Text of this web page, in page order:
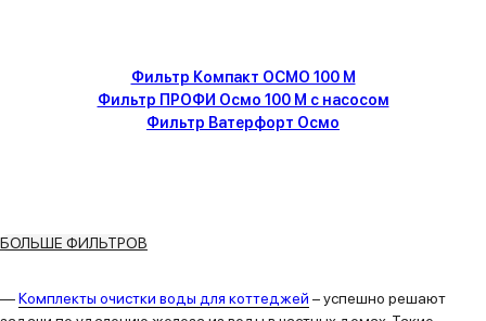
Фильтр Компакт ОСМО 100 М
Фильтр ПРОФИ Осмо 100 М с насосом
Фильтр Ватерфорт Осмо
БОЛЬШЕ ФИЛЬТРОВ
—Комплекты очистки воды для коттеджей – успешно решают